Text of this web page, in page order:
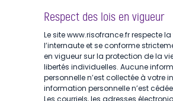
Respect des lois en vigueur
Le site www.risofrance.fr respecte
l’internaute et se conforme
en vigueur sur la protection de la
libertés individuelles. Aucune
personnelle n’est collectée à votre
information personnelle n’est
Les courriels, les adresses